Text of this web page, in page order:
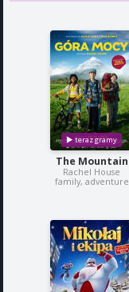
The Mountain
Rachel House
family, adventure